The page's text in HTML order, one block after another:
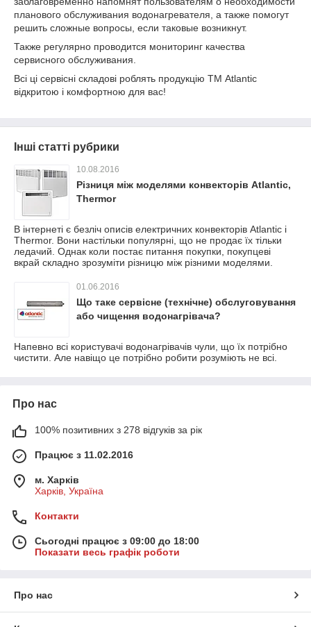
планового обслуживания водонагревателя, а также помогут
решить сложные вопросы, если таковые возникнут.
Также регулярно проводится мониторинг качества
сервисного обслуживания.
Всі ці сервісні складові роблять продукцію ТМ Atlantic
відкритою і комфортною для вас!
Інші статті рубрики
10.08.2016
Різниця між моделями конвекторів Atlantic,
Thermor
В інтернеті є безліч описів електричних конвекторів Atlantic і
Thermor. Вони настільки популярні, що не продає їх тільки
ледачий. Однак коли постає питання покупки, покупцеві
вкрай складно зрозуміти різницю між різними моделями.
01.06.2016
Що таке сервісне (технічне) обслуговування
або чищення водонагрівача?
Напевно всі користувачі водонагрівачів чули, що їх потрібно
чистити. Але навіщо це потрібно робити розуміють не всі.
Про нас
100% позитивних з 278 відгуків за рік
Працює з 11.02.2016
м. Харків
Харків, Україна
Контакти
Сьогодні працює з 09:00 до 18:00
Показати весь графік роботи
Про нас